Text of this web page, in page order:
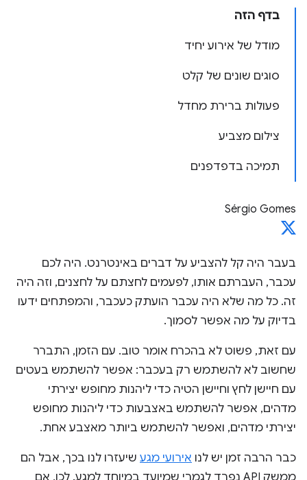
בדף הזה
מודל של אירוע יחיד
סוגים שונים של קלט
פעולות ברירת מחדל
צילום מצביע
תמיכה בדפדפנים
Sérgio Gomes
בעבר היה קל להצביע על דברים באינטרנט. היה לכם
עכבר, העברתם אותו, לפעמים לחצתם על לחצנים, וזה היה
זה. כל מה שלא היה עכבר הועתק כעכבר, והמפתחים ידעו
בדיוק על מה אפשר לסמוך.
עם זאת, פשוט לא בהכרח אומר טוב. עם הזמן, התברר
שחשוב לא להשתמש רק בעכבר: אפשר להשתמש בעטים
עם חיישן לחץ וחיישן הטיה כדי ליהנות מחופש יצירתי
מדהים, אפשר להשתמש באצבעות כדי ליהנות מחופש
יצירתי מדהים, ואפשר להשתמש ביותר מאצבע אחת.
כבר הרבה זמן יש לנו אירועי מגע שיעזרו לנו בכך, אבל הם
ממשק API נפרד לגמרי שמיועד במיוחד למגע. לכן, אם